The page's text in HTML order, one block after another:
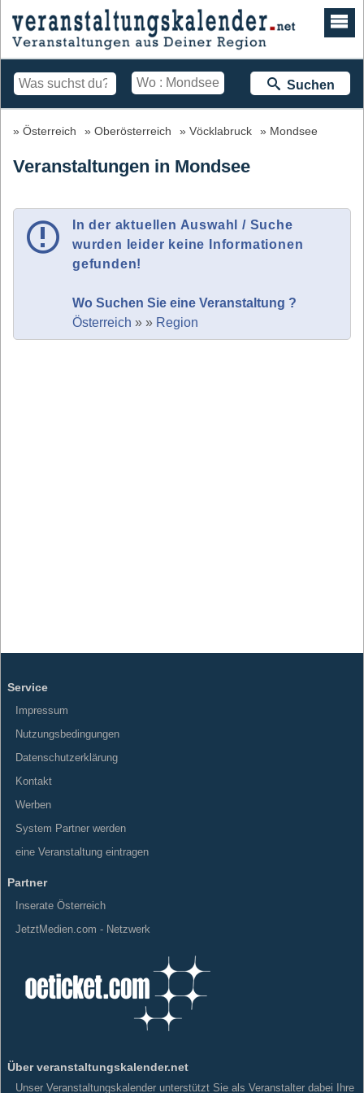
Suchen
Österreich Oberösterreich Vöcklabruck Mondsee
Veranstaltungen in Mondsee
In der aktuellen Auswahl / Suche
wurden leider keine Informationen
gefunden!
Wo Suchen Sie eine Veranstaltung ?
Österreich » » Region
Service
Impressum
Nutzungsbedingungen
Datenschutzerklärung
Kontakt
Werben
System Partner werden
eine Veranstaltung eintragen
Partner
Inserate Österreich
JetztMedien.com - Netzwerk
Über veranstaltungskalender.net
Unser Veranstaltungskalender unterstützt Sie als Veranstalter dabei Ihre